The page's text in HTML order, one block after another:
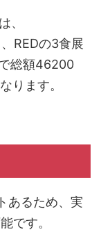
、
REDの3食展
総額46200
ります。
あるため、実
です。